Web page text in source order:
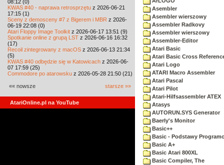
08:12 (0)
KWAS #40 - naprawa retrosprzętu z 2026-06-21
17:15 (1)
Sceny z demosceny #7 z Bigerem i MBR z 2026-
06-19 22:08 (0)
Atari Floppy Image Toolkit z 2026-06-17 13:51 (9)
Spotkanie online z grupą LST z 2026-06-16 16:32
(17)
Recoil zintegrowany z macOS z 2026-06-13 21:34
(5)
KWAS #40 odbędzie się w Katowicach z 2026-06-
07 17:59 (25)
Commodore po atarowsku z 2026-05-28 21:50 (21)
«« nowsze starsze »»
AtariOnline.pl na YouTube
Asembler
Asembler wierszowy
Assembler Radkovy
Assembler wierszowy
Assembler-Editor
Atari Basic
Atari Basic Cross
Atari Logo
ATARI Macro Assembler
Atari Pascal
Atari Pilot
Atari-Hilfsassembler ATEX
Atasys
AUTORUN.SYS Generator
Baerly's Monitor
Basic++
Basic - Podstawy
Basic A+
Basic Atari 800XL
Basic Compiler, The